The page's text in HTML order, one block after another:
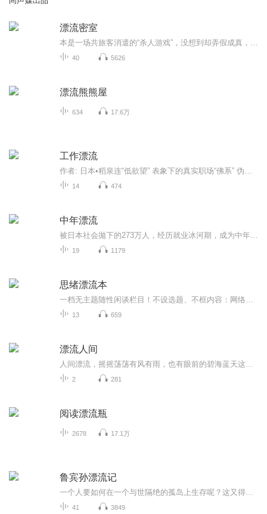
漂流密室
40 5626
漂流熊熊屋
634 17.6万
工作漂流
14 474
中年漂流
19 1179
思绪漂流本
13 659
漂流人间
2 281
阅读漂流瓶
2678 17.1万
鲁宾孙漂流记
41 3849